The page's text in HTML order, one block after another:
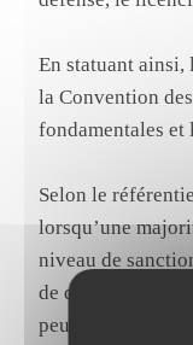
En statuant ainsi,
la Convention
fondamentales
Selon le
lorsqu’une
niveau de
de discipline, il y
peut prononcer